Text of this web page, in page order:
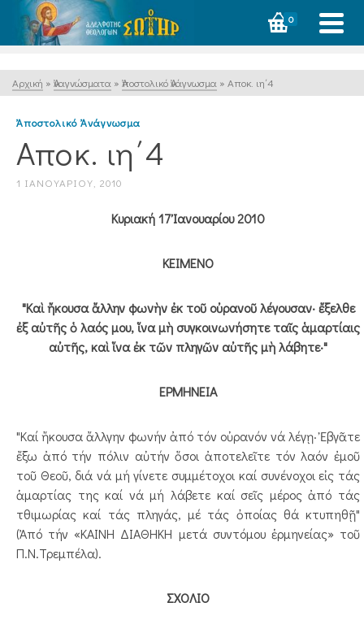
0
Αρχική » Ἀναγνώσματα » Ἀποστολικό Ἀνάγνωσμα » Αποκ. ιη΄4
Ἀποστολικό Ἀνάγνωσμα
Αποκ. ιη΄4
1 ΙΑΝΟΥΑΡΊΟΥ, 2010
Κυριακή 17 Ἰανουαρίου 2010
ΚΕΙΜΕΝΟ
"Καὶ ἤκουσα ἄλλην φωνὴν ἐκ τοῦ οὐρανοῦ λέγουσαν· ἔξελθε
ἐξ αὐτῆς ὁ λαός μου, ἵνα μὴ συγκοινωνήσητε ταῖς ἁμαρτίαις
αὐτῆς, καὶ ἵνα ἐκ τῶν πληγῶν αὐτῆς μὴ λάβητε·"
ΕΡΜΗΝΕΙΑ
"Καί ἤκουσα ἄλλγην φωνήν ἀπό τόν οὐρανόν νά λέγῃ· Ἐβγᾶτε
ἔξω ἀπό τήν πόλιν αὐτήν ὅσοι ἀποτελεῖτε τόν λαόν ἐμοῦ
τοῦ Θεοῦ, διά νά μή γίνετε συμμέτοχοι καί συνένοχοι εἰς τάς
ἁμαρτίας της καί νά μή λάβετε καί σεῖς μέρος ἀπό τάς
τθιμωρίας καί τάς πληγάς, μέ τάς ὀποίας θά κτυπηθῇ"
(Ἀπό τήν «ΚΑΙΝΗ ΔΙΑΘΗΚΗ μετά συντόμου ἑρμηνείας» τοῦ
Π.Ν.Τρεμπέλα).
ΣΧΟΛΙΟ